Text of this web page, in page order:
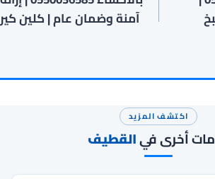
آمنة وضمان عام | كلين كير
اكتشف المزيد
أخرى فيالقطيف